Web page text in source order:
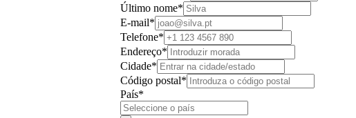
Último nome*
E-mail*
Telefone*
Endereço*
Cidade*
Código postal*
País*